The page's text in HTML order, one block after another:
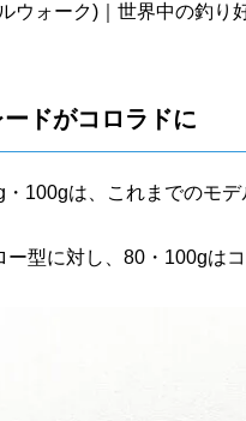
ウォーク)｜世界中の釣り
ドがコロラドに
100gは、これまでのモデ
型に対し、80・100gは